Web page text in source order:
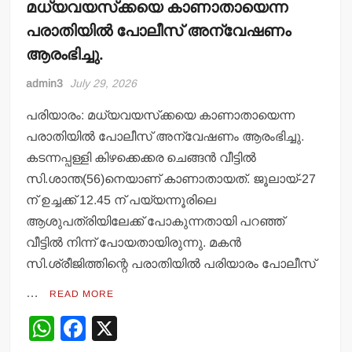
മധ്യവയസ്‌ക്കയെ കാണാതായെന്ന
പരാതിയില്‍ പോലീസ് അന്വേഷണം
ആരംഭിച്ചു.
admin3 July 29, 2026
പരിയാരം: മധ്യവയസ്‌ക്കയെ കാണാതായെന്ന
പരാതിയില്‍ പോലീസ് അന്വേഷണം ആരംഭിച്ചു.
കടന്നപ്പള്ളി കിഴക്കെക്കര ചെങ്ങന്‍ വീട്ടില്‍
സി.ശാന്ത(56)നെയാണ് കാണാതായത്. ജൂലായ്-27
ന് ഉച്ചക്ക് 12.45 ന് പയ്യന്നൂരിലെ
ആശുപത്രിയിലേക്ക് പോകുന്നതായി പറഞ്ഞ്
വീട്ടില്‍ നിന്ന് പോയതായിരുന്നു. മകന്‍
സി.ശ്രീജിത്തിന്റെ പരാതിയില്‍ പരിയാരം പോലീസ്
… READ MORE
W
F